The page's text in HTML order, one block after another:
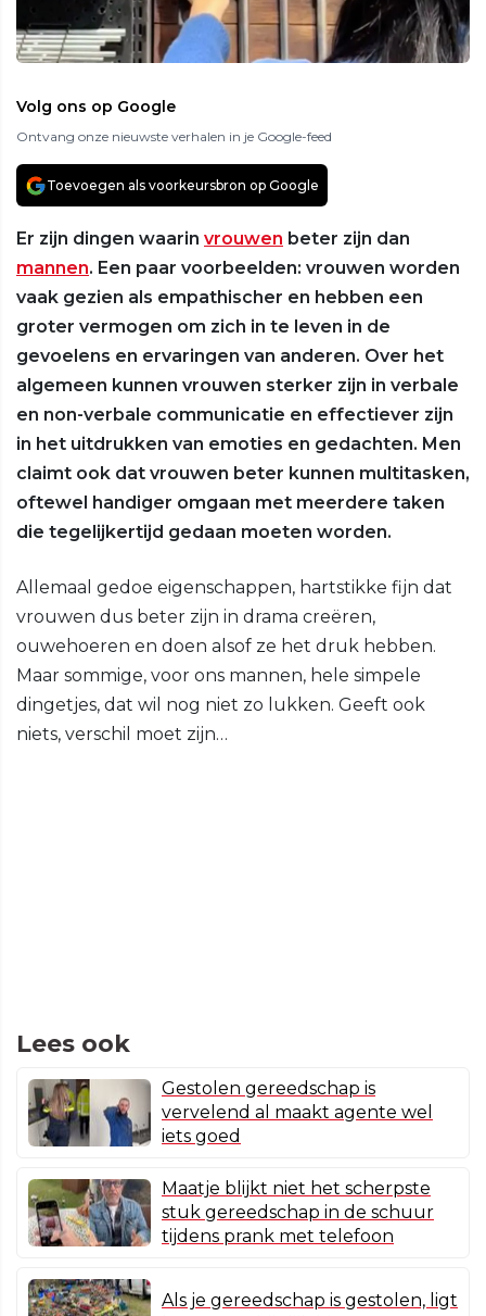
Volg ons op Google
Ontvang onze nieuwste verhalen in je Google-feed
Toevoegen als voorkeursbron op Google
Er zijn dingen waarin vrouwen beter zijn dan
mannen. Een paar voorbeelden: vrouwen worden
vaak gezien als empathischer en hebben een
groter vermogen om zich in te leven in de
gevoelens en ervaringen van anderen. Over het
algemeen kunnen vrouwen sterker zijn in verbale
en non-verbale communicatie en effectiever zijn
in het uitdrukken van emoties en gedachten. Men
claimt ook dat vrouwen beter kunnen multitasken,
oftewel handiger omgaan met meerdere taken
die tegelijkertijd gedaan moeten worden.
Allemaal gedoe eigenschappen, hartstikke fijn dat
vrouwen dus beter zijn in drama creëren,
ouwehoeren en doen alsof ze het druk hebben.
Maar sommige, voor ons mannen, hele simpele
dingetjes, dat wil nog niet zo lukken. Geeft ook
niets, verschil moet zijn…
Lees ook
Gestolen gereedschap is
vervelend al maakt agente wel
iets goed
Maatje blijkt niet het scherpste
stuk gereedschap in de schuur
tijdens prank met telefoon
Als je gereedschap is gestolen, ligt